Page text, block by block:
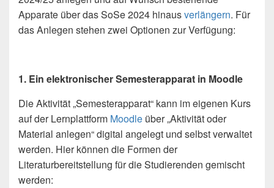
Apparate über das SoSe 2024 hinausverlängern. Für
das Anlegen stehen zwei Optionen zur Verfügung:
1. Ein elektronischer Semesterapparat in Moodle
Die Aktivität „Semesterapparat“ kann im eigenen Kurs
auf der Lernplattform Moodle über „Aktivität oder
Material anlegen“ digital angelegt und selbst verwaltet
werden. Hier können die Formen der
Literaturbereitstellung für die Studierenden gemischt
werden: